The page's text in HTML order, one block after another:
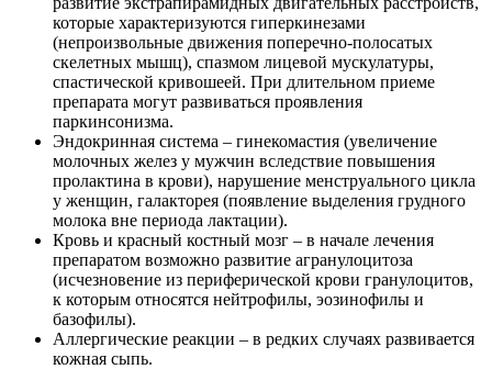
которые характеризуются гиперкинезами
(непроизвольные движения поперечно-полосатых
скелетных мышц), спазмом лицевой мускулатуры,
спастической кривошеей. При длительном приеме
препарата могут развиваться проявления
паркинсонизма.
Эндокринная система – гинекомастия (увеличение
молочных желез у мужчин вследствие повышения
пролактина в крови), нарушение менструального цикла
у женщин, галакторея (появление выделения грудного
молока вне периода лактации).
Кровь и красный костный мозг – в начале лечения
препаратом возможно развитие агранулоцитоза
(исчезновение из периферической крови гранулоцитов,
к которым относятся нейтрофилы, эозинофилы и
базофилы).
Аллергические реакции – в редких случаях развивается
кожная сыпь.